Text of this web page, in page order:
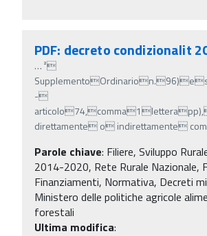
PDF: decreto condizionalit
…²
-
direttamente o indirettamente
Parole chiave: Filiere, Sviluppo
2014-2020, Rete Rurale Nazionale,
Finanziamenti, Normativa, Decreti
Ministero delle politiche agricole
forestali
Ultima modifica: